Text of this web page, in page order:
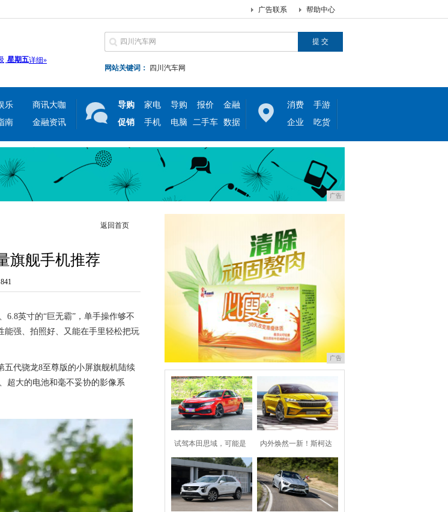
帮助中心
广告联系
网站关键词： 四川汽车网
乐
商讯大咖
南 金融资讯
导购 家电 导购 报价
金融
促销
手机 电脑 二手车 数据
消费
手游
企业
吃货
广告
返回首页
旗舰手机推荐
6.8英寸的“巨无霸”，单手操作够不
能强、拍照好、又能在手里轻松把玩
五代骁龙8至尊版的小屏旗舰机陆续
超大的电池和毫不妥协的影像系
广告
试驾本田思域，可能是 内外焕然一新！斯柯达